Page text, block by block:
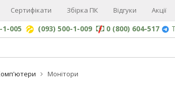
Сертифікати Збірка ПК Відгуки Акції
1-005 (093) 500-1-009 0 (800) 604-517
Монітори